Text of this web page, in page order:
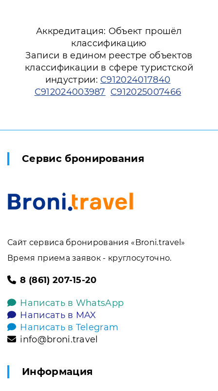
Аккредитация: Объект прошёл
классификацию
Записи в едином реестре объектов
классификации в сфере туристской
индустрии: С912024017840
С912024003987 С912025007466
Сервис бронирования
Сайт сервиса бронирования «Broni.travel»
Время приема заявок - круглосуточно.
8 (861) 207-15-20
Написать в WhatsApp
Написать в MAX
Написать в Telegram
info@broni.travel
Информация